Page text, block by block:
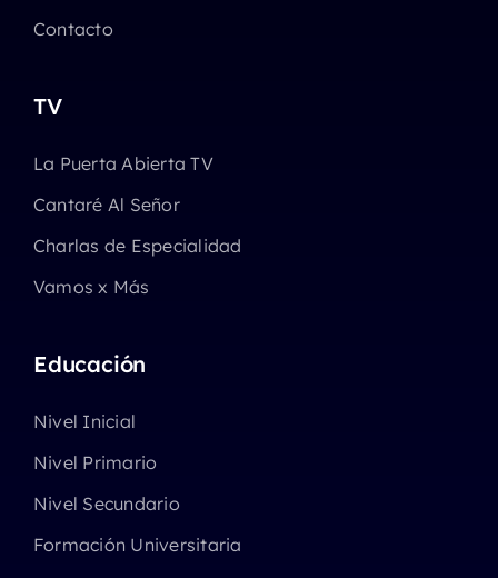
Contacto
TV
La Puerta Abierta TV
Cantaré Al Señor
Charlas de Especialidad
Vamos x Más
Educación
Nivel Inicial
Nivel Primario
Nivel Secundario
Formación Universitaria